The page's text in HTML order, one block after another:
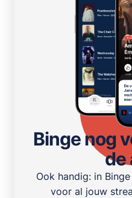
Binge nog
de
Ook handig: in
voor al jouw